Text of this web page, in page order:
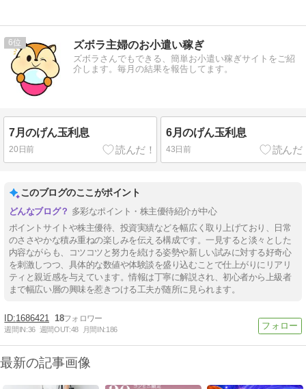
6 ズボラ主婦のお小遣い稼ぎ
ズボラさんでもできる、簡単お小遣い稼ぎサイトをご紹
介します。毎月の結果を報告してます。
7月のげん玉利息
20日前
6月のげん玉利息
43日前
このブログのここがポイント
多彩なポイント・株主優待紹介が中心
ポイントサイトや株主優待、投資実績などを幅広く取り上げており、日常
のささやかな積み重ねの楽しみを伝える構成です。一見すると淡々とした
内容ながらも、コツコツと努力を続ける姿勢や新しい試みに対する好奇心
を刺激しつつ、具体的な数値や体験談を盛り込むことで仕上がりにリアリ
ティと親近感を与えています。情報は丁寧に解説され、初心者から上級者
まで幅広い層の興味を惹きつける工夫が随所に見られます。
1686421 18
週間IN:36 週間OUT:48 月間IN:186
最新の記事画像